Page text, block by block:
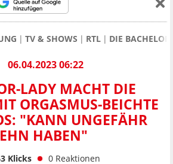
TV & SHOWS RTL DIE
06.04.2023 06:22
LADY MACHT DIE
ORGASMUS-BEICHTE
"KANN UNGEFÄHR
HABEN"
Klicks 0 Reaktionen